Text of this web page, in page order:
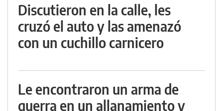
Discutieron en la calle, les
cruzó el auto y las amenazó
con un cuchillo carnicero
Le encontraron un arma de
guerra en un allanamiento y